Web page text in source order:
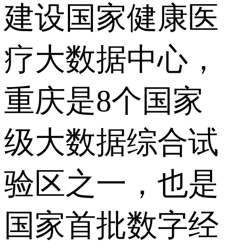
建设国家健康医
疗大数据中心，
重庆是8个国家
级大数据综合试
验区之一，也是
国家首批数字经